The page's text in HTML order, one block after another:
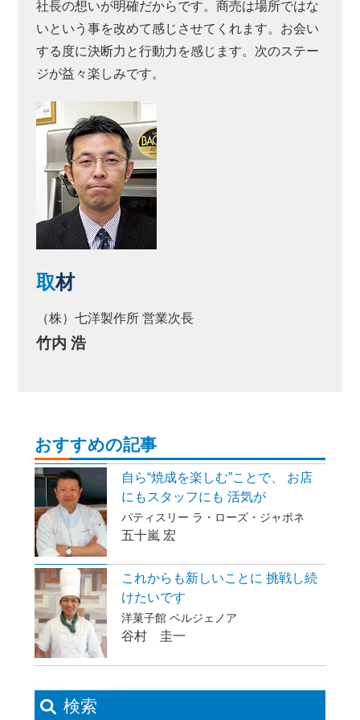
社長の想いが明確だからです。商売は場所ではな
いという事を改めて感じさせてくれます。お会い
する度に決断力と行動力を感じます。次のステー
ジが益々楽しみです。
取材
（株）七洋製作所 営業次長
竹内 浩
おすすめの記事
自ら“焼成を楽しむ”ことで、 お店
にもスタッフにも 活気が
パティスリー ラ・ローズ・ジャポネ
五十嵐 宏
これからも新しいことに 挑戦し続
けたいです
洋菓子館 ベルジェノア
谷村 圭一
検索